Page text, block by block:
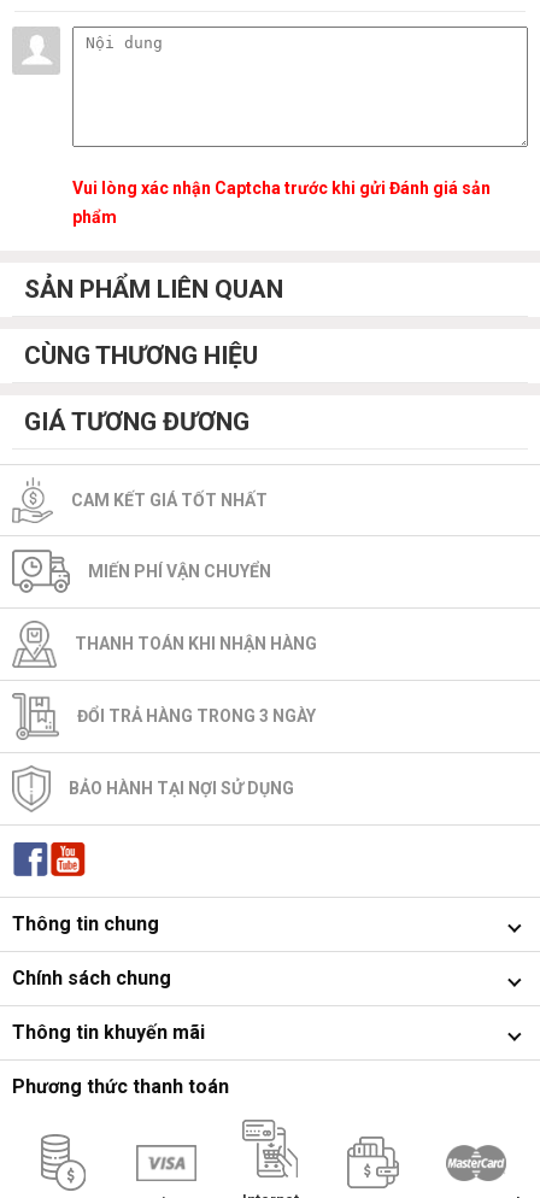
Vui lòng xác nhận Captcha trước khi gửi Đánh giá sản
phẩm
SẢN PHẨM LIÊN QUAN
CÙNG THƯƠNG HIỆU
GIÁ TƯƠNG ĐƯƠNG
CAM KẾT GIÁ TỐT NHẤT
MIẾN PHÍ VẬN CHUYỂN
THANH TOÁN KHI NHẬN HÀNG
ĐỔI TRẢ HÀNG TRONG 3 NGÀY
BẢO HÀNH TẠI NỢI SỬ DỤNG
Thông tin chung
Chính sách chung
Thông tin khuyến mãi
Phương thức thanh toán